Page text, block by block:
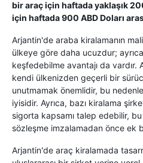
bir araç için haftada yaklaşık
için haftada 900 ABD Doları
Arjantin'de araba kiralamanın
ülkeye göre daha ucuzdur;
keşfedebilme avantajı da vardır.
kendi ülkenizden geçerli bir
unutmamak önemlidir, bu
iyisidir. Ayrıca, bazı kiralama
sigorta kapsamı talep edebilir,
sözleşme imzalamadan önce ek
Arjantin'de araç kiralamada